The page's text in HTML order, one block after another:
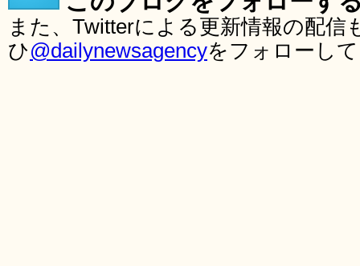
また、Twitterによる更新情報の配
ひ@dailynewsagencyをフォローし